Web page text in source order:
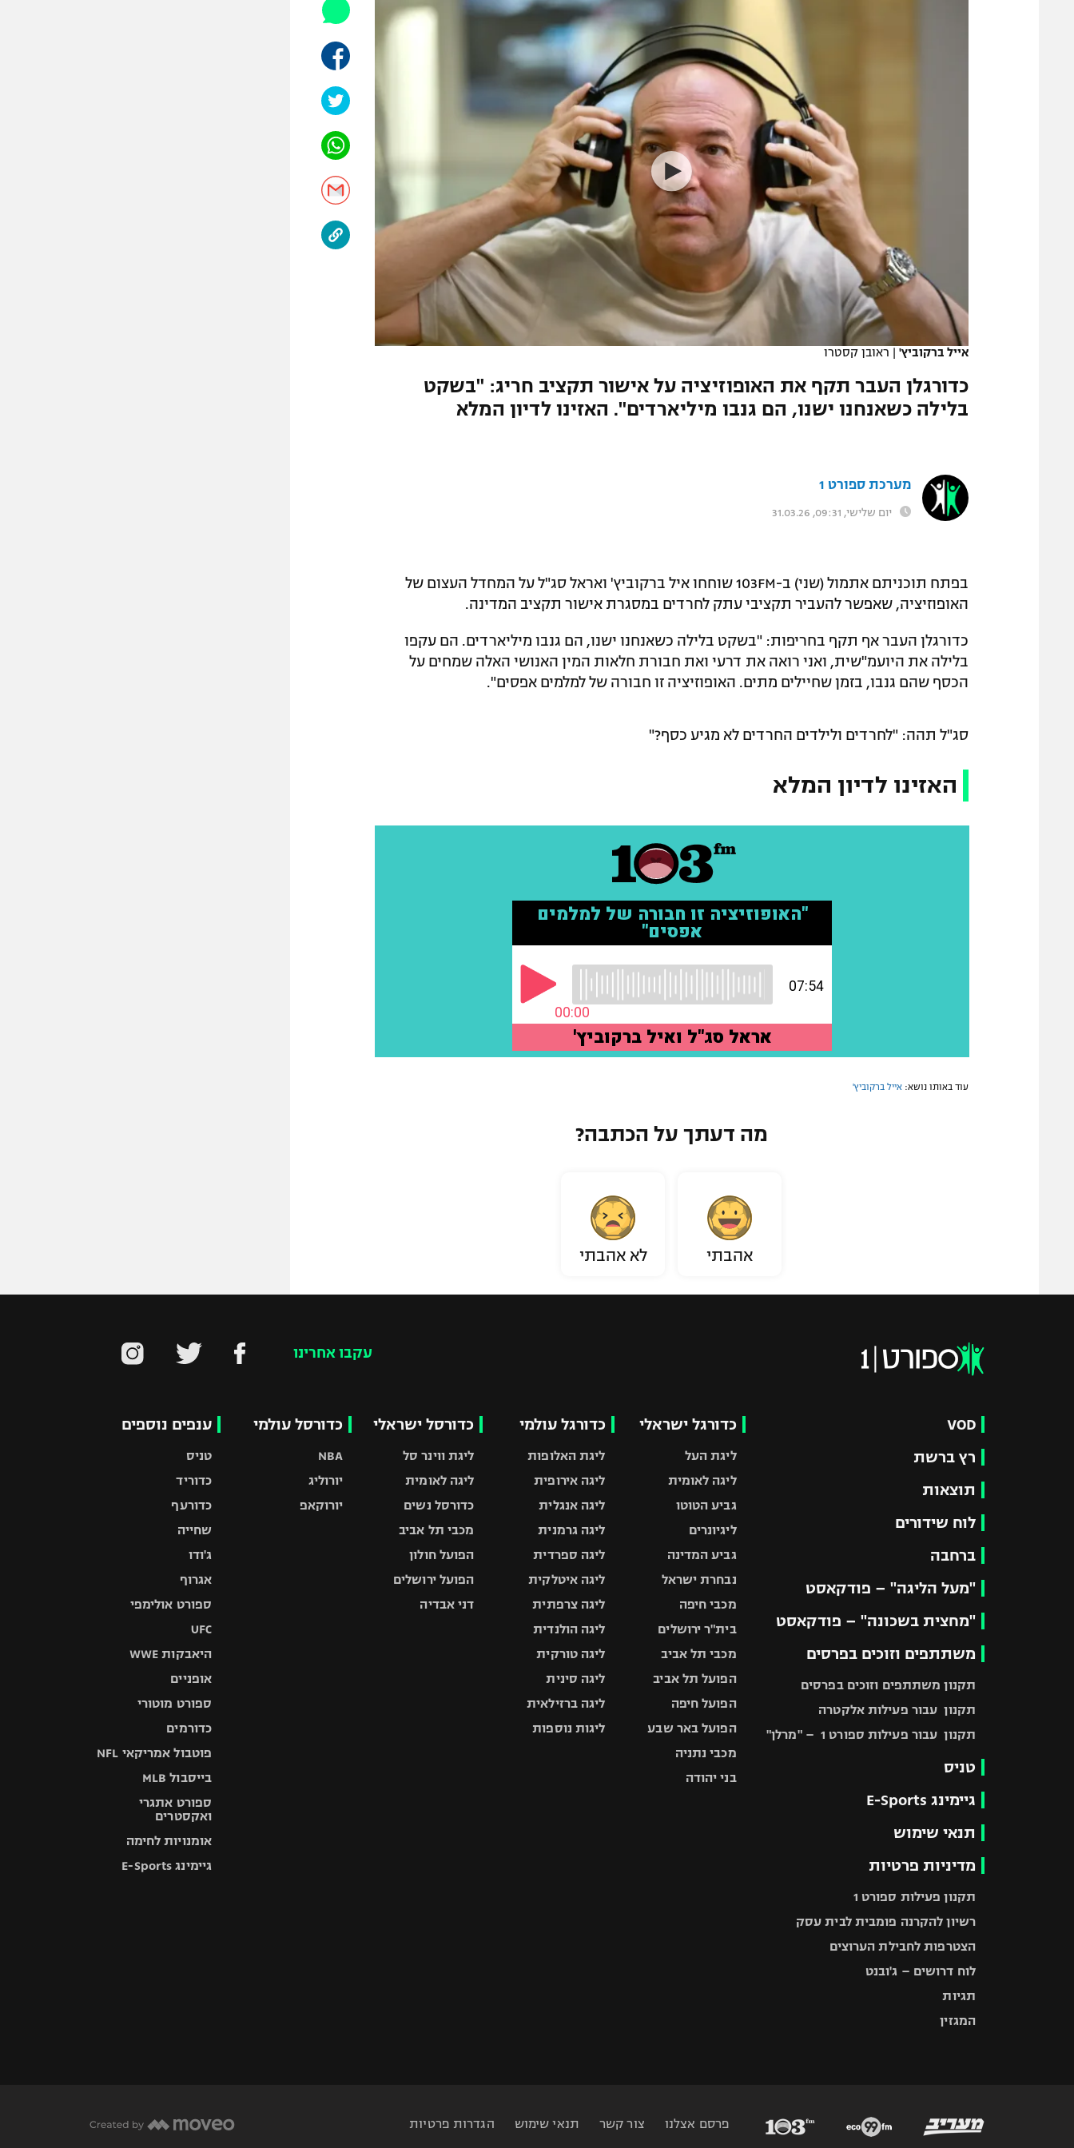
תקנון פעילות ספורט 1
רשיון להקרנה פומבית לבית עסק
הצטרפות לחבילת הערוצים
לוח דרושים – ג'ובנט
תגיות
הפועל תל אביב
הפועל חיפה
הפועל באר שבע
מכבי נתניה
בני יהודה
ליגה סינית
ליגה ברזילאית
ליגות נוספות
אייל ברקוביץ' | ראובן קסטרו
כדורגלן העבר תקף את האופוזיציה על אישור תקציב חריג: "בשקט
בלילה כשאנחנו ישנו, הם גנבו מיליארדים". האזינו לדיון המלא
מערכת ספורט 1
יום שלישי, 09:31, 31.03.26
בפתח תוכניתם אתמול (שני) ב-103FM שוחחו איל ברקוביץ' ואראל סג"ל על המחדל העצום של
האופוזיציה, שאפשר להעביר תקציבי עתק לחרדים במסגרת אישור תקציב המדינה.
כדורגלן העבר אף תקף בחריפות: "בשקט בלילה כשאנחנו ישנו, הם גנבו מיליארדים. הם עקפו
בלילה את היועמ"שית, ואני רואה את דרעי ואת חבורת חלאות המין האנושי האלה שמחים על
הכסף שהם גנבו, בזמן שחיילים מתים. האופוזיציה זו חבורה של למלמים אפסים".
סג"ל תהה: "לחרדים ולילדים החרדים לא מגיע כסף?"
האזינו לדיון המלא
עוד באותו נושא: אייל ברקוביץ'
מה דעתך על הכתבה?
אהבתי לא אהבתי
עקבו אחרינו
VOD
רץ ברשת
תוצאות
לוח שידורים
ברחבה
"מעל הליגה" – פודקאסט
"מחצית בשכונה" – פודקאסט
משתתפים וזוכים בפרסים
תקנון משתתפים וזוכים בפרסים
תקנון עבור פעילות אלקטרה
תקנון עבור פעילות ספורט 1 – "מרלן"
טניס
גיימינג E-Sports
תנאי שימוש
מדיניות פרטיות
תקנון פעילות ספורט 1
רשיון להקרנה פומבית לבית עסק
הצטרפות לחבילת הערוצים
לוח דרושים – ג'ובנט
תגיות
המגזין
כדורגל ישראלי
ליגת העל
ליגה לאומית
גביע הטוטו
ליגיונרים
גביע המדינה
נבחרת ישראל
מכבי חיפה
בית"ר ירושלים
מכבי תל אביב
הפועל תל אביב
הפועל חיפה
הפועל באר שבע
מכבי נתניה
בני יהודה
כדורגל עולמי
ליגת האלופות
ליגה אירופית
ליגה אנגלית
ליגה גרמנית
ליגה ספרדית
ליגה איטלקית
ליגה צרפתית
ליגה הולנדית
ליגה טורקית
ליגה סינית
ליגה ברזילאית
ליגות נוספות
כדורסל ישראלי
ליגת ווינר סל
ליגה לאומית
כדורסל נשים
מכבי תל אביב
הפועל חולון
הפועל ירושלים
דני אבדיה
כדורסל עולמי
NBA
יורוליג
יורוקאפ
ענפים נוספים
טניס
כדוריד
כדורעף
שחייה
ג'ודו
אגרוף
ספורט אולימפי
UFC
היאבקות WWE
אופניים
ספורט מוטורי
כדורמים
פוטבול אמריקאי NFL
בייסבול MLB
ספורט אתגרי
ואקסטרים
אומנויות לחימה
גיימינג E-Sports
פרסם אצלנו צור קשר תנאי שימוש הגדרות פרטיות